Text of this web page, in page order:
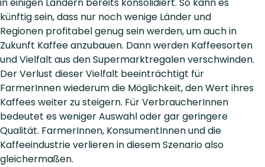
in einigen Ländern bereits konsolidiert. So kann es
künftig sein, dass nur noch wenige Länder und
Regionen profitabel genug sein werden, um auch in
Zukunft Kaffee anzubauen. Dann werden Kaffeesorten
und Vielfalt aus den Supermarktregalen verschwinden.
Der Verlust dieser Vielfalt beeinträchtigt für
FarmerInnen wiederum die Möglichkeit, den Wert ihres
Kaffees weiter zu steigern. Für VerbraucherInnen
bedeutet es weniger Auswahl oder gar geringere
Qualität. FarmerInnen, KonsumentInnen und die
Kaffeeindustrie verlieren in diesem Szenario also
gleichermaßen.